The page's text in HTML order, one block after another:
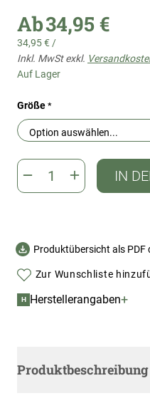
Ab34,95 €
34,95 € /
Inkl. MwSt exkl.
Auf Lager
Größe
IN
Produktübersicht als PDF
Zur Wunschliste
H Herstellerangaben+
Produktbeschreibung